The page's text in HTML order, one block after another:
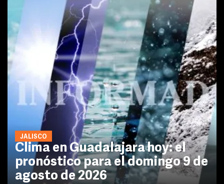
JALISCO
Clima en Guadalajara hoy: el
pronóstico para el domingo 9 de
agosto de 2026